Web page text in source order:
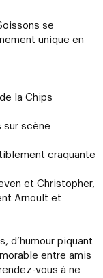
se
unique en
la Chips
sur scène
craquante
et Christopher,
Arnoult et
d’humour piquant
entre amis
vous à ne